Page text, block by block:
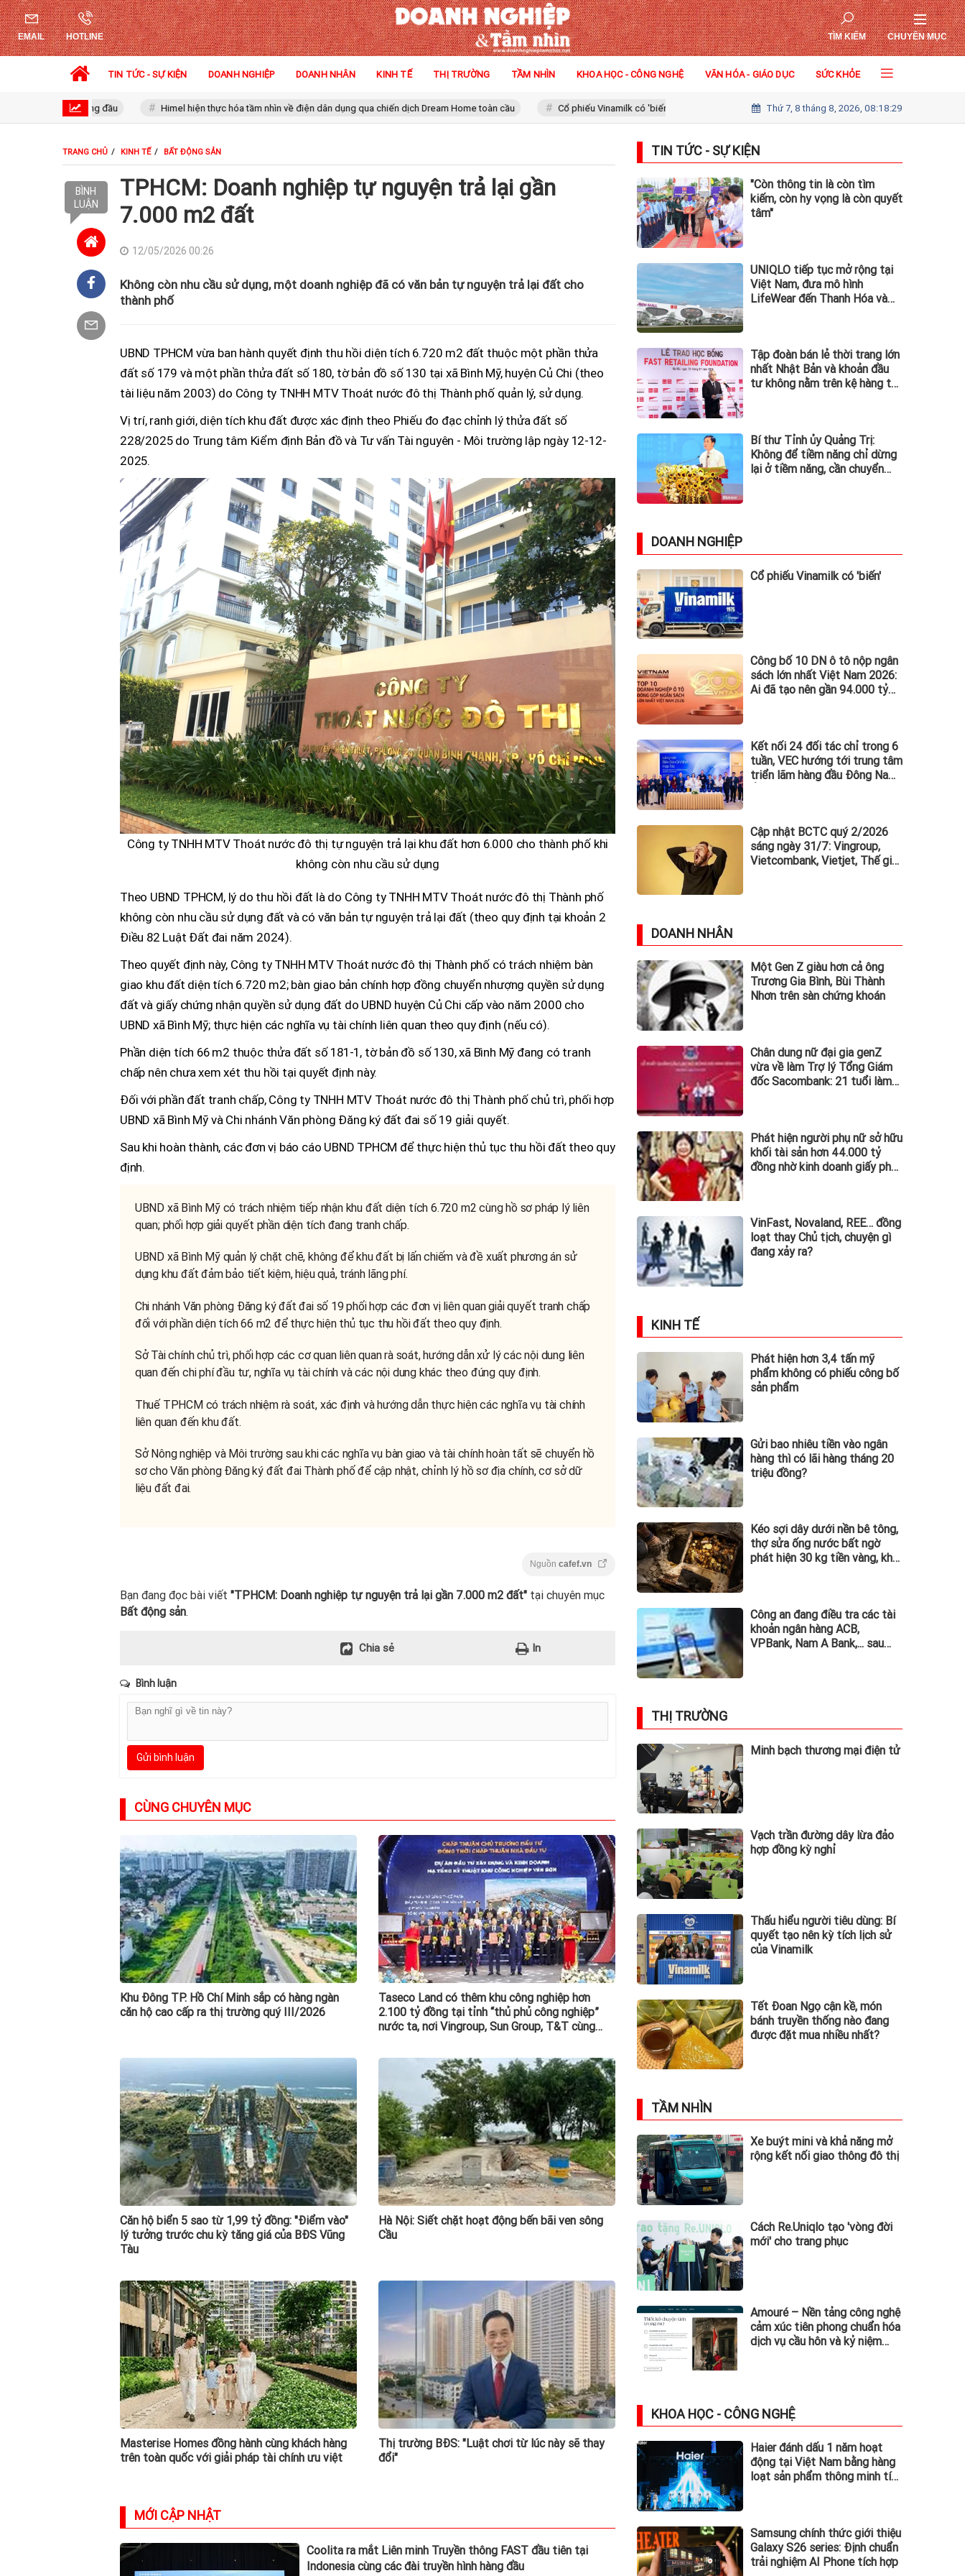
EMAIL HOTLINE TÌM KIẾM CHUYÊN MỤC
TIN TỨC - SỰ KIỆN DOANH NGHIỆP DOANH NHÂN KINH TẾ THỊ TRƯỜNG TẦM NHÌN KHOA HỌC - CÔNG NGHỆ VĂN HÓA - GIÁO DỤC SỨC KHỎE
hình hàng đầu Himel hiện thực hóa tầm nhìn về điện dân dụng qua chiến dịch Dream Home toàn cầu Cổ phiếu Vinamilk có 'biến' Căn hộ biển 5 sao từ 1,99 tỷ đồng: "Điểm vào" lý tưởng trước chu kỳ
Thứ 7, 8 tháng 8, 2026, 08:18:31
TRANG CHỦ KINH TẾ BẤT ĐỘNG SẢN
BÌNH
LUẬN
TPHCM: Doanh nghiệp tự nguyện trả lại gần
7.000 m2 đất
12/05/2026 00:26
Không còn nhu cầu sử dụng, một doanh nghiệp đã có văn bản tự nguyện trả lại đất cho
thành phố
UBND TPHCM vừa ban hành quyết định thu hồi diện tích 6.720 m2 đất thuộc một phần thửa
đất số 179 và một phần thửa đất số 180, tờ bản đồ số 130 tại xã Bình Mỹ, huyện Củ Chi (theo
tài liệu năm 2003) do Công ty TNHH MTV Thoát nước đô thị Thành phố quản lý, sử dụng.
Vị trí, ranh giới, diện tích khu đất được xác định theo Phiếu đo đạc chỉnh lý thửa đất số
228/2025 do Trung tâm Kiểm định Bản đồ và Tư vấn Tài nguyên - Môi trường lập ngày 12-12-
2025.
Công ty TNHH MTV Thoát nước đô thị tự nguyện trả lại khu đất hơn 6.000 cho thành phố khi
không còn nhu cầu sử dụng
Theo UBND TPHCM, lý do thu hồi đất là do Công ty TNHH MTV Thoát nước đô thị Thành phố
không còn nhu cầu sử dụng đất và có văn bản tự nguyện trả lại đất (theo quy định tại khoản 2
Điều 82 Luật Đất đai năm 2024).
Theo quyết định này, Công ty TNHH MTV Thoát nước đô thị Thành phố có trách nhiệm bàn
giao khu đất diện tích 6.720 m2; bàn giao bản chính hợp đồng chuyển nhượng quyền sử dụng
đất và giấy chứng nhận quyền sử dụng đất do UBND huyện Củ Chi cấp vào năm 2000 cho
UBND xã Bình Mỹ; thực hiện các nghĩa vụ tài chính liên quan theo quy định (nếu có).
Phần diện tích 66 m2 thuộc thửa đất số 181-1, tờ bản đồ số 130, xã Bình Mỹ đang có tranh
chấp nên chưa xem xét thu hồi tại quyết định này.
Đối với phần đất tranh chấp, Công ty TNHH MTV Thoát nước đô thị Thành phố chủ trì, phối hợp
UBND xã Bình Mỹ và Chi nhánh Văn phòng Đăng ký đất đai số 19 giải quyết.
Sau khi hoàn thành, các đơn vị báo cáo UBND TPHCM để thực hiện thủ tục thu hồi đất theo quy
định.
UBND xã Bình Mỹ có trách nhiệm tiếp nhận khu đất diện tích 6.720 m2 cùng hồ sơ pháp lý liên
quan; phối hợp giải quyết phần diện tích đang tranh chấp.
UBND xã Bình Mỹ quản lý chặt chẽ, không để khu đất bị lấn chiếm và đề xuất phương án sử
dụng khu đất đảm bảo tiết kiệm, hiệu quả, tránh lãng phí.
Chi nhánh Văn phòng Đăng ký đất đai số 19 phối hợp các đơn vị liên quan giải quyết tranh chấp
đối với phần diện tích 66 m2 để thực hiện thủ tục thu hồi đất theo quy định.
Sở Tài chính chủ trì, phối hợp các cơ quan liên quan rà soát, hướng dẫn xử lý các nội dung liên
quan đến chi phí đầu tư, nghĩa vụ tài chính và các nội dung khác theo đúng quy định.
Thuế TPHCM có trách nhiệm rà soát, xác định và hướng dẫn thực hiện các nghĩa vụ tài chính
liên quan đến khu đất.
Sở Nông nghiệp và Môi trường sau khi các nghĩa vụ bàn giao và tài chính hoàn tất sẽ chuyển hồ
sơ cho Văn phòng Đăng ký đất đai Thành phố để cập nhật, chỉnh lý hồ sơ địa chính, cơ sở dữ
liệu đất đai.
Nguồn cafef.vn
Bạn đang đọc bài viết "TPHCM: Doanh nghiệp tự nguyện trả lại gần 7.000 m2 đất" tại chuyên mục
Bất động sản.
Chia sẻ In
Bình luận
Gửi bình luận
CÙNG CHUYÊN MỤC
Khu Đông TP. Hồ Chí Minh sắp có hàng ngàn
căn hộ cao cấp ra thị trường quý III/2026
Taseco Land có thêm khu công nghiệp hơn
2.100 tỷ đồng tại tỉnh “thủ phủ công nghiệp”
nước ta, nơi Vingroup, Sun Group, T&T cùng
Căn hộ biển 5 sao từ 1,99 tỷ đồng: "Điểm vào"
lý tưởng trước chu kỳ tăng giá của BĐS Vũng
Tàu
Hà Nội: Siết chặt hoạt động bến bãi ven sông
Cầu
Masterise Homes đồng hành cùng khách hàng
trên toàn quốc với giải pháp tài chính ưu việt
Thị trường BĐS: "Luật chơi từ lúc này sẽ thay
đổi"
MỚI CẬP NHẬT
Coolita ra mắt Liên minh Truyền thông FAST đầu tiên tại
Indonesia cùng các đài truyền hình hàng đầu
TIN TỨC - SỰ KIỆN
"Còn thông tin là còn tìm
kiếm, còn hy vọng là còn quyết
tâm"
UNIQLO tiếp tục mở rộng tại
Việt Nam, đưa mô hình
LifeWear đến Thanh Hóa và
Tập đoàn bán lẻ thời trang lớn
nhất Nhật Bản và khoản đầu
tư không nằm trên kệ hàng tại
Bí thư Tỉnh ủy Quảng Trị:
Không để tiềm năng chỉ dừng
lại ở tiềm năng, cần chuyển
DOANH NGHIỆP
Cổ phiếu Vinamilk có 'biến'
Công bố 10 DN ô tô nộp ngân
sách lớn nhất Việt Nam 2026:
Ai đã tạo nên gần 94.000 tỷ
Kết nối 24 đối tác chỉ trong 6
tuần, VEC hướng tới trung tâm
triển lãm hàng đầu Đông Nam
Cập nhật BCTC quý 2/2026
sáng ngày 31/7: Vingroup,
Vietcombank, Vietjet, Thế giới
DOANH NHÂN
Một Gen Z giàu hơn cả ông
Trương Gia Bình, Bùi Thành
Nhơn trên sàn chứng khoán
Chân dung nữ đại gia genZ
vừa về làm Trợ lý Tổng Giám
đốc Sacombank: 21 tuổi làm
Phát hiện người phụ nữ sở hữu
khối tài sản hơn 44.000 tỷ
đồng nhờ kinh doanh giấy phế
VinFast, Novaland, REE… đồng
loạt thay Chủ tịch, chuyện gì
đang xảy ra?
KINH TẾ
Phát hiện hơn 3,4 tấn mỹ
phẩm không có phiếu công bố
sản phẩm
Gửi bao nhiêu tiền vào ngân
hàng thì có lãi hàng tháng 20
triệu đồng?
Kéo sợi dây dưới nền bê tông,
thợ sửa ống nước bất ngờ
phát hiện 30 kg tiền vàng, khu
Công an đang điều tra các tài
khoản ngân hàng ACB,
VPBank, Nam A Bank,... sau
THỊ TRƯỜNG
Minh bạch thương mại điện tử
Vạch trần đường dây lừa đảo
hợp đồng kỳ nghỉ
Thấu hiểu người tiêu dùng: Bí
quyết tạo nên kỳ tích lịch sử
của Vinamilk
Tết Đoan Ngọ cận kề, món
bánh truyền thống nào đang
được đặt mua nhiều nhất?
TẦM NHÌN
Xe buýt mini và khả năng mở
rộng kết nối giao thông đô thị
Cách Re.Uniqlo tạo 'vòng đời
mới' cho trang phục
Amouré – Nền tảng công nghệ
cảm xúc tiên phong chuẩn hóa
dịch vụ cầu hôn và kỷ niệm
KHOA HỌC - CÔNG NGHỆ
Haier đánh dấu 1 năm hoạt
động tại Việt Nam bằng hàng
loạt sản phẩm thông minh tích
Samsung chính thức giới thiệu
Galaxy S26 series: Định chuẩn
trải nghiệm AI Phone tích hợp